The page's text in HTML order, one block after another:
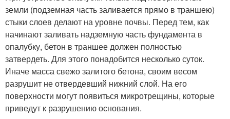
земли (подземная часть заливается прямо в траншею)
стыки слоев делают на уровне почвы. Перед тем, как
начинают заливать надземную часть фундамента в
опалубку, бетон в траншее должен полностью
затвердеть. Для этого понадобится несколько суток.
Иначе масса свежо залитого бетона, своим весом
разрушит не отвердевший нижний слой. На его
поверхности могут появиться микротрещины, которые
приведут к разрушению основания.